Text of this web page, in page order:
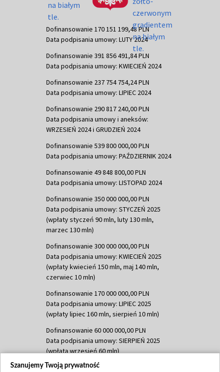
Dofinansowanie 170 151 199,48 PLN
Data podpisania umowy: LUTY 2024
Dofinansowanie 391 856 491,84 PLN
Data podpisania umowy: KWIECIEŃ 2024
Dofinansowanie 237 754 754,24 PLN
Data podpisania umowy: LIPIEC 2024
Dofinansowanie 290 817 240,00 PLN
Data podpisania umowy i aneksów:
WRZESIEŃ 2024 i GRUDZIEŃ 2024
Dofinansowanie 539 800 000,00 PLN
Data podpisania umowy: PAŹDZIERNIK 2024
Dofinansowanie 49 848 800,00 PLN
Data podpisania umowy: LISTOPAD 2024
Dofinansowanie 350 000 000,00 PLN
Data podpisania umowy: STYCZEŃ 2025
(wpłaty styczeń 90 mln, luty 130 mln,
marzec 130 mln)
Dofinansowanie 300 000 000,00 PLN
Data podpisania umowy: KWIECIEŃ 2025
(wpłaty kwiecień 150 mln, maj 140 mln,
czerwiec 10 mln)
Dofinansowanie 170 000 000,00 PLN
Data podpisania umowy: LIPIEC 2025
(wpłaty lipiec 160 mln, sierpień 10 mln)
Dofinansowanie 60 000 000,00 PLN
Data podpisania umowy: SIERPIEŃ 2025
(wpłata wrzesień 60 mln)
Dofinansowanie 635 783 051,21 PLN
Szanujemy Twoją prywatność